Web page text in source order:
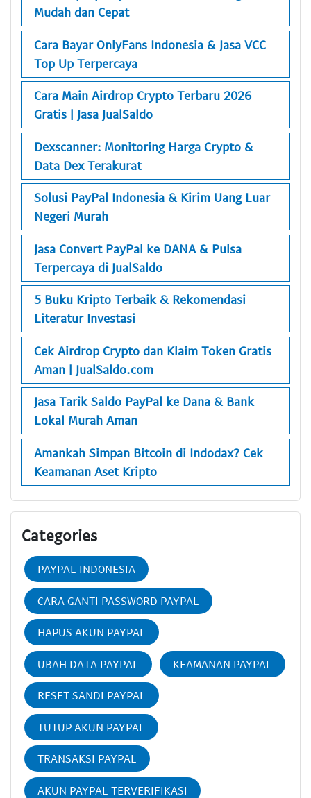
Mudah dan Cepat
Cara Bayar OnlyFans Indonesia & Jasa VCC
Top Up Terpercaya
Cara Main Airdrop Crypto Terbaru 2026
Gratis | Jasa JualSaldo
Dexscanner: Monitoring Harga Crypto &
Data Dex Terakurat
Solusi PayPal Indonesia & Kirim Uang Luar
Negeri Murah
Jasa Convert PayPal ke DANA & Pulsa
Terpercaya di JualSaldo
5 Buku Kripto Terbaik & Rekomendasi
Literatur Investasi
Cek Airdrop Crypto dan Klaim Token Gratis
Aman | JualSaldo.com
Jasa Tarik Saldo PayPal ke Dana & Bank
Lokal Murah Aman
Amankah Simpan Bitcoin di Indodax? Cek
Keamanan Aset Kripto
Categories
PAYPAL INDONESIA
CARA GANTI PASSWORD PAYPAL
HAPUS AKUN PAYPAL
UBAH DATA PAYPAL KEAMANAN PAYPAL
RESET SANDI PAYPAL
TUTUP AKUN PAYPAL
TRANSAKSI PAYPAL
AKUN PAYPAL TERVERIFIKASI